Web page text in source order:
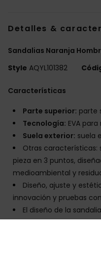
Detalles &
Sandalias Naranja
Style AQYL101382
Características
Parte superior: parte
Tecnología: EVA
Suela exterior: suela
Otras características:
pieza en 3 puntos,
medioambiental y
Diseño, ajuste y
innovación y pruebas
El diseño de la
comodidad, adherencia